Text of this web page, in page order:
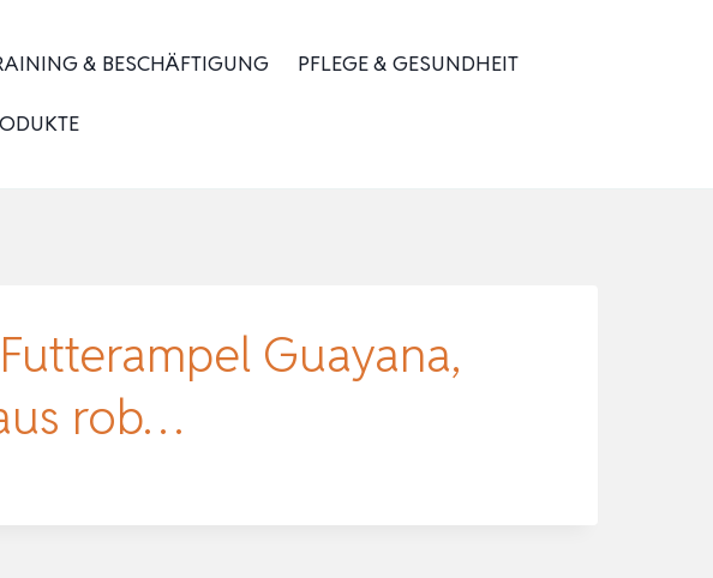
& BESCHÄFTIGUNG PFLEGE & GESUNDHEIT
Guayana,
rob…